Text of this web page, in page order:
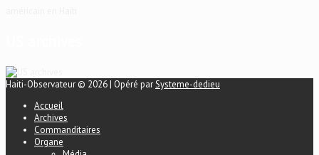
Haiti-Observateur © 2026 | Opéré parSysteme-dedieu
Accueil
Archives
Commanditaires
Organe